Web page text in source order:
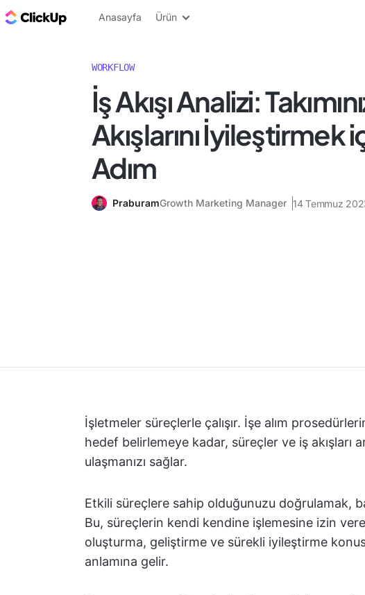
ClickUp Blog
Anasayfa Ürün
WORKFLOW
İş Akışı Analizi:
Akışlarını İyileştirmek
Adım
PraburamGrowth Marketing Manager 14 Temmuz
İşletmeler süreçlerle çalışır. İşe alım
hedef belirlemeye kadar, süreçler ve iş akışları
ulaşmanızı sağlar.
Etkili süreçlere sahip olduğunuzu doğrulamak,
Bu, süreçlerin kendi kendine işlemesine izin
oluşturma, geliştirme ve sürekli iyileştirme
anlamına gelir.